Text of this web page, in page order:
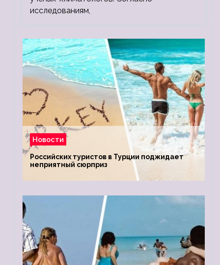
исследованиям,
Новости
Российских туристов в Турции поджидает
неприятный сюрприз